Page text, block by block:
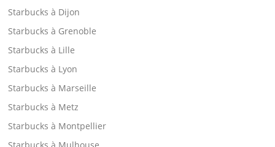
Starbucks à Dijon
Starbucks à Grenoble
Starbucks à Lille
Starbucks à Lyon
Starbucks à Marseille
Starbucks à Metz
Starbucks à Montpellier